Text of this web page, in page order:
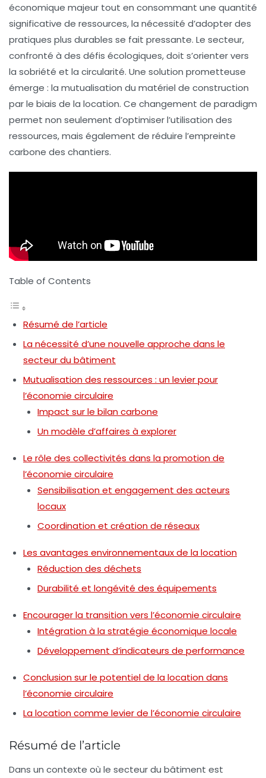
économique majeur tout en consommant une quantité
significative de ressources, la nécessité d’adopter des
pratiques plus durables se fait pressante. Le secteur,
confronté à des défis écologiques, doit s’orienter vers
la sobriété et la circularité. Une solution prometteuse
émerge : la mutualisation du matériel de construction
par le biais de la location. Ce changement de paradigm
permet non seulement d’optimiser l’utilisation des
ressources, mais également de réduire l’empreinte
carbone des chantiers.
Table of Contents
Résumé de l’article
La nécessité d’une nouvelle approche dans le
secteur du bâtiment
Mutualisation des ressources : un levier pour
l’économie circulaire
Impact sur le bilan carbone
Un modèle d’affaires à explorer
Le rôle des collectivités dans la promotion de
l’économie circulaire
Sensibilisation et engagement des acteurs
locaux
Coordination et création de réseaux
Les avantages environnementaux de la location
Réduction des déchets
Durabilité et longévité des équipements
Encourager la transition vers l’économie circulaire
Intégration à la stratégie économique locale
Développement d’indicateurs de performance
Conclusion sur le potentiel de la location dans
l’économie circulaire
La location comme levier de l’économie circulaire
Résumé de l’article
Dans un contexte où le secteur du bâtiment est